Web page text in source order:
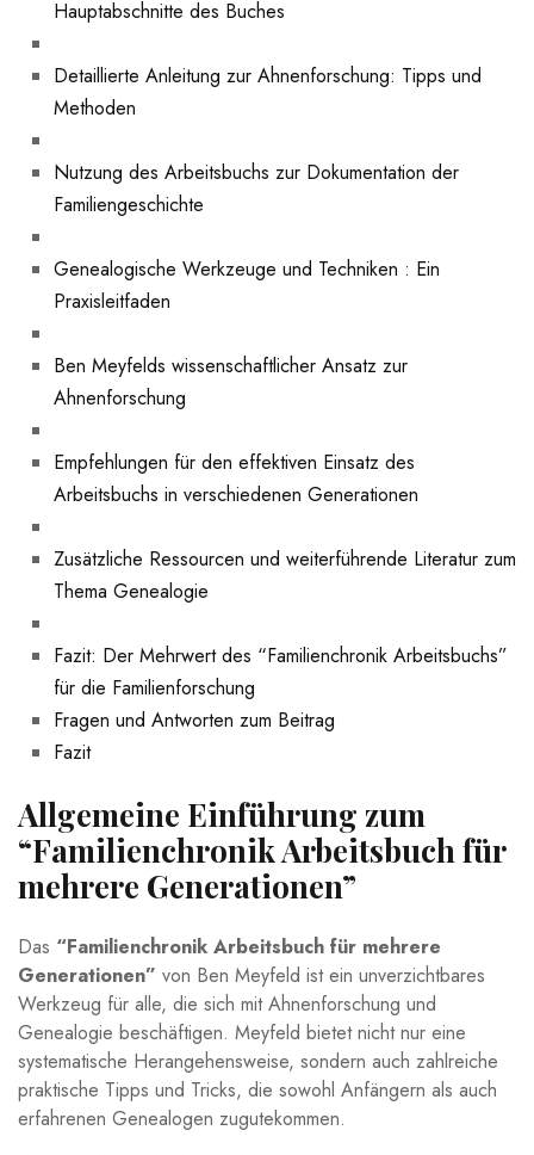
Hauptabschnitte des Buches
Detaillierte Anleitung zur Ahnenforschung: Tipps und
Methoden
Nutzung⁤ des⁢ Arbeitsbuchs zur Dokumentation der
Familiengeschichte
Genealogische Werkzeuge⁢ und Techniken​ : ⁣Ein
Praxisleitfaden
Ben Meyfelds wissenschaftlicher Ansatz zur
Ahnenforschung
Empfehlungen für den effektiven Einsatz des
Arbeitsbuchs in verschiedenen Generationen
Zusätzliche Ressourcen und‍ weiterführende Literatur zum
Thema Genealogie
Fazit: Der Mehrwert ‌des “Familienchronik Arbeitsbuchs”
⁢für die Familienforschung
Fragen⁤ und⁢ Antworten zum Beitrag
Fazit
Allgemeine Einführung zum
“Familienchronik ⁣Arbeitsbuch für
mehrere ⁢Generationen”
Das “Familienchronik ​Arbeitsbuch für mehrere
Generationen” von Ben Meyfeld ist ein unverzichtbares​
Werkzeug für alle, die sich mit Ahnenforschung und
⁤Genealogie beschäftigen. Meyfeld bietet nicht nur ‌eine
systematische Herangehensweise, sondern auch zahlreiche
praktische Tipps und Tricks,‌ die sowohl Anfängern als‍ auch
erfahrenen Genealogen zugutekommen.